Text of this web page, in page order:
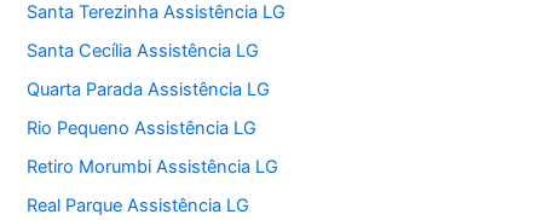
Santa Terezinha Assistência LG
Santa Cecília Assistência LG
Quarta Parada Assistência LG
Rio Pequeno Assistência LG
Retiro Morumbi Assistência LG
Real Parque Assistência LG